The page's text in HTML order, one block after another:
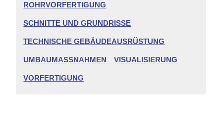
ROHRVORFERTIGUNG
SCHNITTE UND GRUNDRISSE
TECHNISCHE GEBÄUDEAUSRÜSTUNG
UMBAUMASSNAHMEN VISUALISIERUNG
VORFERTIGUNG